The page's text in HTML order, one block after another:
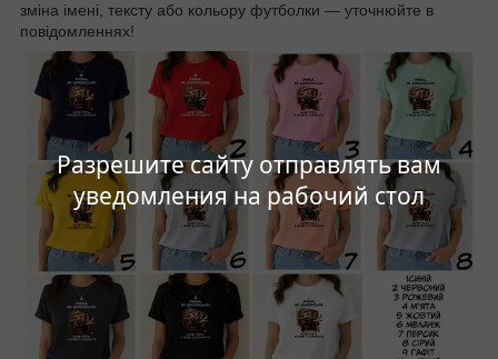
Разрешите сайту отправлять вам
уведомления на рабочий стол
зміна імені, тексту або кольору футболки — уточнюйте в
повідомленнях!